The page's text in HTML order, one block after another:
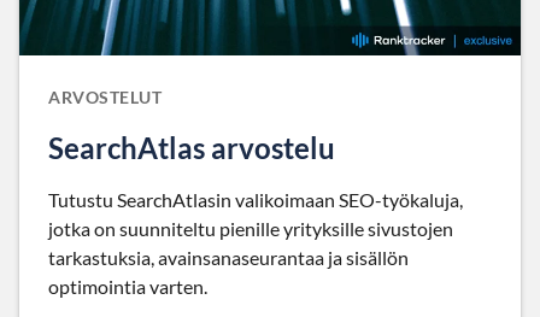
ARVOSTELUT
SearchAtlas arvostelu
Tutustu SearchAtlasin valikoimaan SEO-työkaluja,
jotka on suunniteltu pienille yrityksille sivustojen
tarkastuksia, avainsanaseurantaa ja sisällön
optimointia varten.